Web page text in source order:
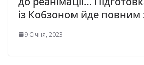
із Кобзоном йде повним
9 Січня, 2023